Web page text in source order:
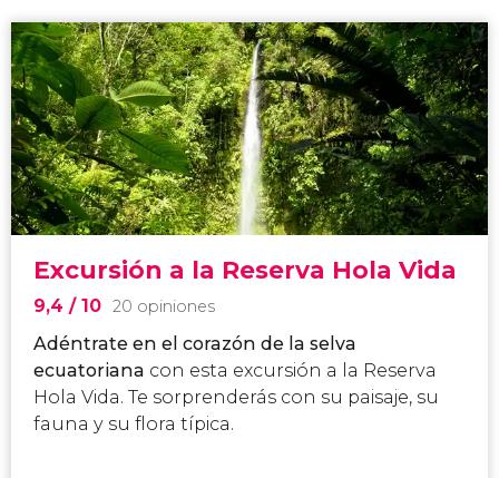
Excursión a la Reserva Hola Vida
9,4 / 10 20 opiniones
Adéntrate en el corazón de la selva
ecuatoriana con esta excursión a la Reserva
Hola Vida. Te sorprenderás con su paisaje, su
fauna y su flora típica.